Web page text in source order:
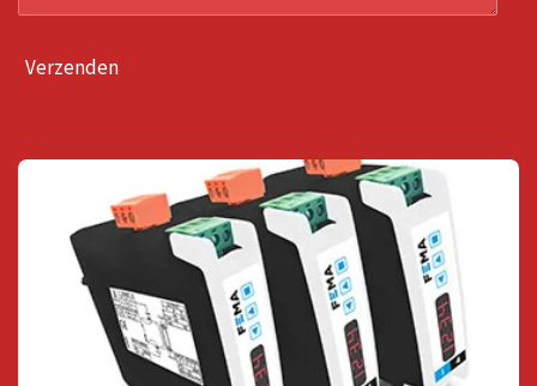
Verzenden